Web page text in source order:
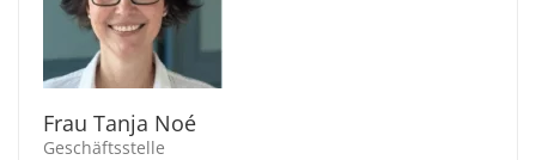
Frau Tanja Noé
Geschäftsstelle